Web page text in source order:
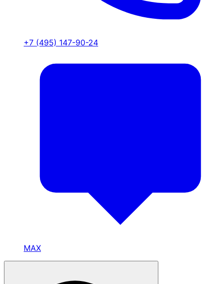
+7 (495) 147-90-24
MAX